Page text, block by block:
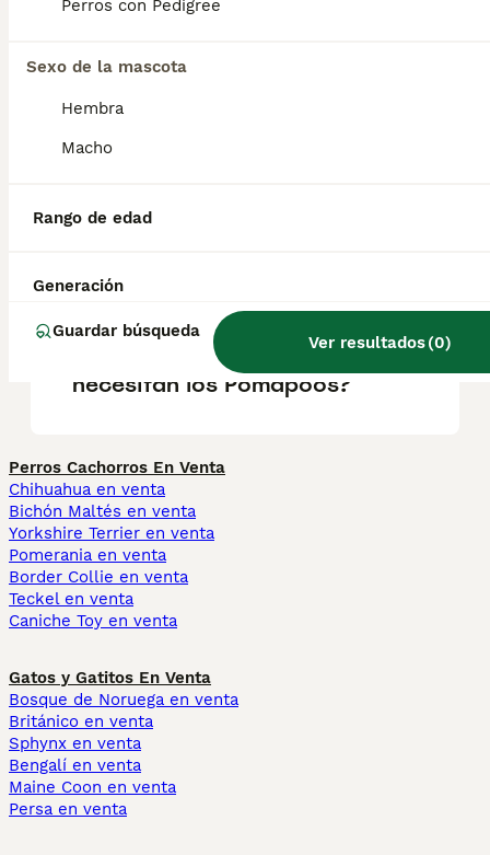
Perros con Pedigree
Sexo de la mascota
Hembra
Macho
Rango de edad
Generación
Guardar búsqueda
Ver resultados(0)
Caniche. Son perros leales, amigables e
personas que buscan un compañero
¿Cuánto cuesta un perro
¿Cómo son los pomapoos?
¿Qué cuidados especiales
necesitan los Pomapoos?
Perros Cachorros En Venta
Chihuahua en venta
Bichón Maltés en venta
Yorkshire Terrier en venta
Pomerania en venta
Border Collie en venta
Teckel en venta
Caniche Toy en venta
Gatos y Gatitos En Venta
Bosque de Noruega en venta
Británico en venta
Sphynx en venta
Bengalí en venta
Maine Coon en venta
Persa en venta